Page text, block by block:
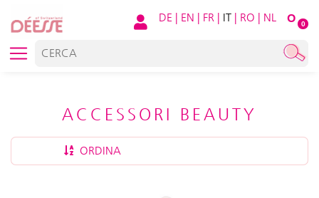
O 0
DE | EN | FR | IT | RO | NL
ACCESSORI BEAUTY
ORDINA